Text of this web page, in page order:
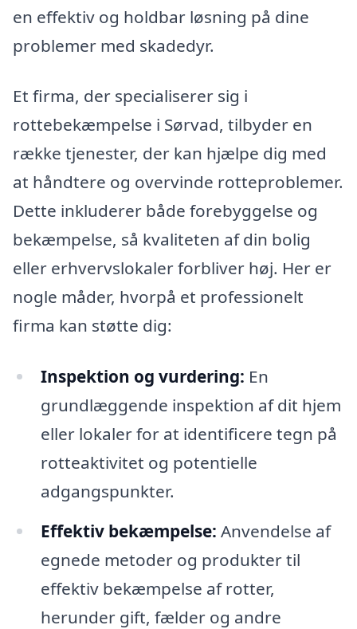
en effektiv og holdbar løsning på dine
problemer med skadedyr.
Et firma, der specialiserer sig i
rottebekæmpelse i Sørvad, tilbyder en
række tjenester, der kan hjælpe dig med
at håndtere og overvinde rotteproblemer.
Dette inkluderer både forebyggelse og
bekæmpelse, så kvaliteten af din bolig
eller erhvervslokaler forbliver høj. Her er
nogle måder, hvorpå et professionelt
firma kan støtte dig:
Inspektion og vurdering: En
grundlæggende inspektion af dit hjem
eller lokaler for at identificere tegn på
rotteaktivitet og potentielle
adgangspunkter.
Effektiv bekæmpelse: Anvendelse af
egnede metoder og produkter til
effektiv bekæmpelse af rotter,
herunder gift, fælder og andre